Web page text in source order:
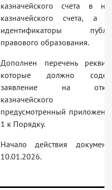
казначейского счета в
казначейского счета, а
идентификаторы
правового образования.
Дополнен перечень
которые должно
заявление на
казначейского
предусмотренный
1 к Порядку.
Начало действия
10.01.2026.